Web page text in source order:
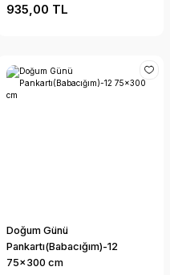
935,00 TL
Doğum Günü
Pankartı(Babacığım)-12
75x300 cm